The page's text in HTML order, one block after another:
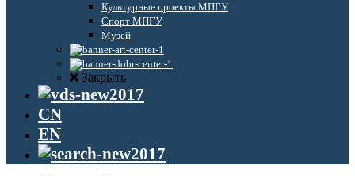
Культурные проекты МПГУ
Спорт МПГУ
Музей
Закрыть
CN
EN